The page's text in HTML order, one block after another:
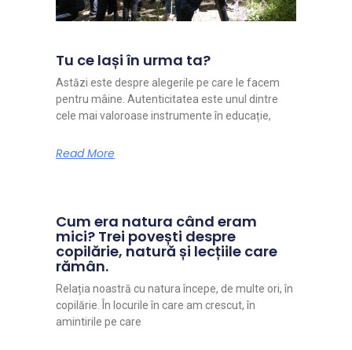
Tu ce lași în urma ta?
Astăzi este despre alegerile pe care le facem
pentru mâine. Autenticitatea este unul dintre
cele mai valoroase instrumente în educație,
Read More
Cum era natura când eram
mici? Trei povești despre
copilărie, natură și lecțiile care
rămân.
Relația noastră cu natura începe, de multe ori, în
copilărie. În locurile în care am crescut, în
amintirile pe care